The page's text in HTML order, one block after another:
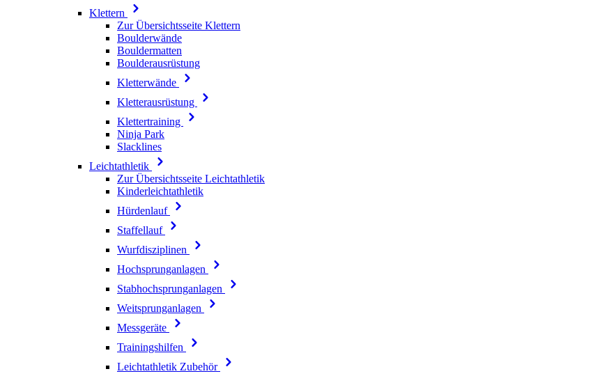
Klettern
Zur Übersichtsseite Klettern
Boulderwände
Bouldermatten
Boulderausrüstung
Kletterwände
Kletterausrüstung
Klettertraining
Ninja Park
Slacklines
Leichtathletik
Zur Übersichtsseite Leichtathletik
Kinderleichtathletik
Hürdenlauf
Staffellauf
Wurfdisziplinen
Hochsprunganlagen
Stabhochsprunganlagen
Weitsprunganlagen
Messgeräte
Trainingshilfen
Leichtathletik Zubehör